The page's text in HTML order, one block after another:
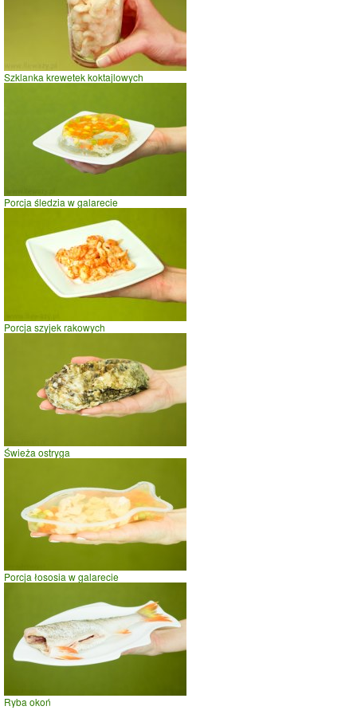
0
Szklanka krewetek koktajlowych
Porcja śledzia w galarecie
Porcja szyjek rakowych
Świeża ostryga
Porcja łososia w galarecie
Ryba okoń